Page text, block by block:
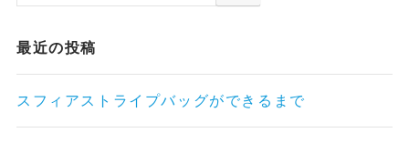
最近の投稿
スフィアストライプバッグができるまで